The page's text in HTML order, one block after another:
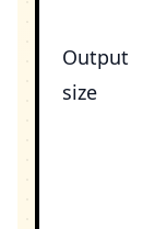
Output
size